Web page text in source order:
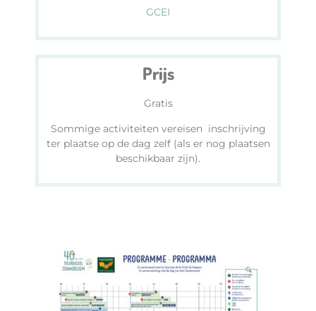
GCEI
Prijs
Gratis
Sommige activiteiten vereisen inschrijving
ter plaatse op de dag zelf (als er nog plaatsen
beschikbaar zijn).